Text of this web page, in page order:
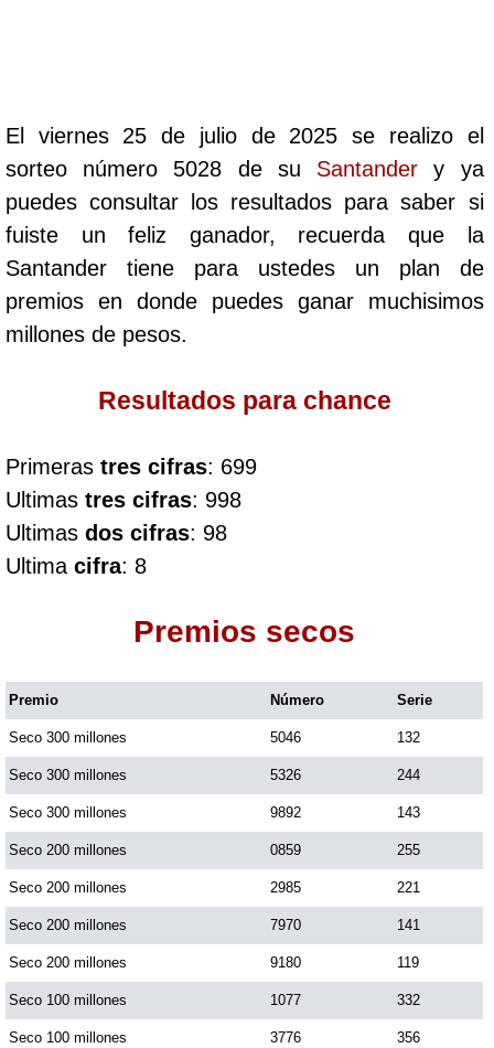
Cafeterito Noche
Caribeña Día
Caribeña Noche
Chontico Día
Chontico Noche
Culona día
Culona noche
Dorado Tarde
Dorado Noche
Fantástica Día
Fantástica Noche
Motilon Tarde
Motilon Noche
El viernes 25 de julio de 2025 se realizo el
sorteo número 5028 de su Santander y ya
puedes consultar los resultados para saber si
fuiste un feliz ganador, recuerda que la
Santander tiene para ustedes un plan de
premios en donde puedes ganar muchisimos
millones de pesos.
Resultados para chance
Primeras tres cifras: 699
Ultimas tres cifras: 998
Ultimas dos cifras: 98
Ultima cifra: 8
Premios secos
Premio Número Serie
Seco 300 millones 5046 132
Seco 300 millones 5326 244
Seco 300 millones 9892 143
Seco 200 millones 0859 255
Seco 200 millones 2985 221
Seco 200 millones 7970 141
Seco 200 millones 9180 119
Seco 100 millones 1077 332
Seco 100 millones 3776 356